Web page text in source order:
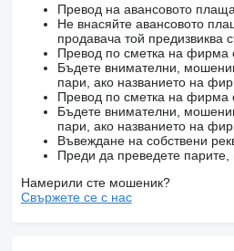
Превод на авансовото
Не внасяйте авансовото
продавача той предизвиква
Превод по сметка на фирма
Бъдете внимателни,
пари, ако названието на
Превод по сметка на фирма
Бъдете внимателни,
пари, ако названието на
Въвеждане на собствени
Преди да преведете парите,
Намерили сте мошеник?
Свържете се с нас